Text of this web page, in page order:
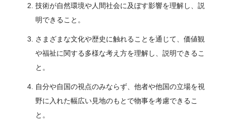
技術が自然環境や人間社会に及ぼす影響を理解し、説
明できること。
さまざまな文化や歴史に触れることを通じて、価値観
や福祉に関する多様な考え方を理解し、説明できるこ
と。
自分や自国の視点のみならず、他者や他国の立場を視
野に入れた幅広い見地のもとで物事を考慮できるこ
と。